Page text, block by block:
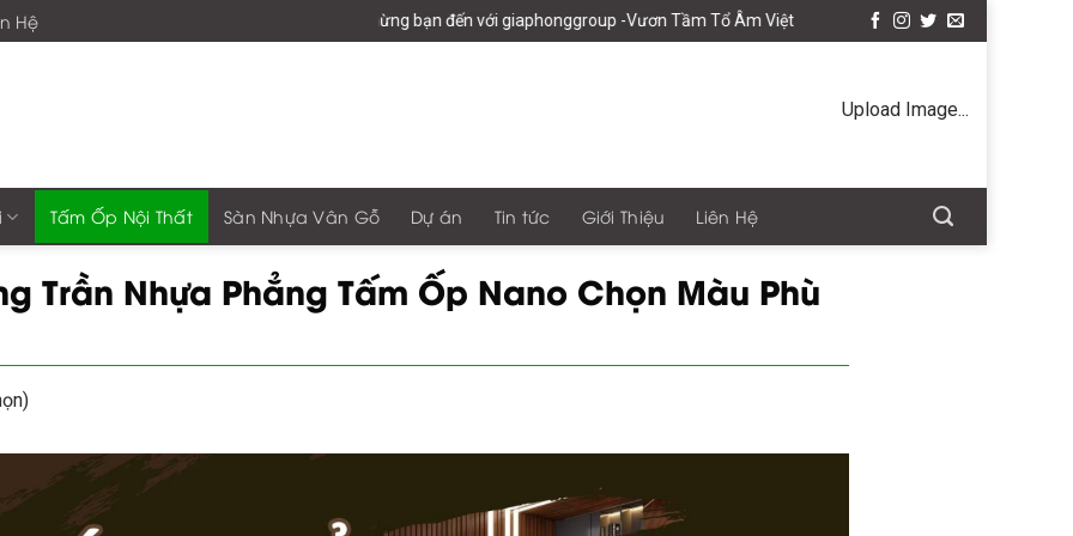
Hệ Chào mừng bạn đến với giaphonggroup -Vươn Tầm Tổ Âm Việt
Upload Image...
Tấm Ốp Nội Thất Sàn Nhựa Vân Gỗ Dự án Tin tức Giới Thiệu Liên Hệ
Trần Nhựa Phẳng Tấm Ốp Nano Chọn Màu Phù